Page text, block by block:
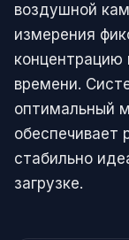
воздушной
измерения
концентрацию
времени.
оптимальный
обеспечивает
стабильно
загрузке.